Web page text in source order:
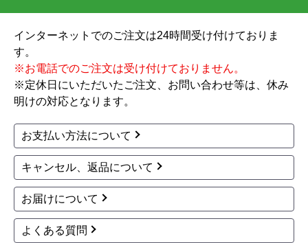
インターネットでのご注文は24時間受け付けておりま
す。
※お電話でのご注文は受け付けておりません。
※定休日にいただいたご注文、お問い合わせ等は、休み
明けの対応となります。
お支払い方法について
キャンセル、返品について
お届けについて
よくある質問